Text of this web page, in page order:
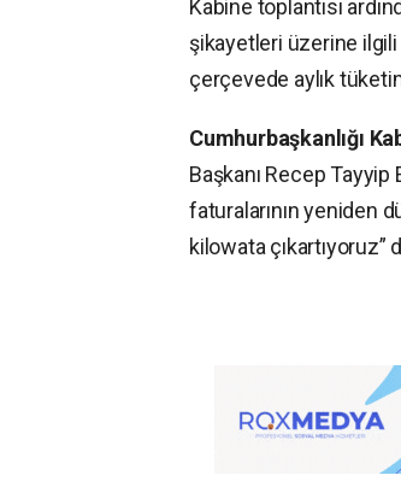
Kabine toplantısı
şikayetleri üzerine ilgili
çerçevede aylık
Cumhurbaşkanlığı
Başkanı Recep Tayyip
faturalarının yeniden
kilowata çıkartıyoruz”